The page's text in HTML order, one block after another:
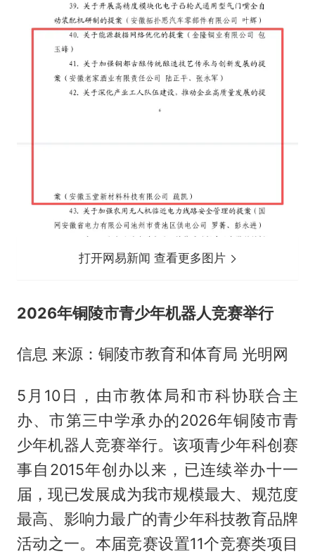
打开网易新闻 查看更多图片
2026年铜陵市青少年机器人竞赛举行
信息 来源：铜陵市教育和体育局 光明网
5月10日，由市教体局和市科协联合主
办、市第三中学承办的2026年铜陵市青
少年机器人竞赛举行。该项青少年科创赛
事自2015年创办以来，已连续举办十一
届，现已发展成为我市规模最大、规范度
最高、影响力最广的青少年科技教育品牌
活动之一。本届竞赛设置11个竞赛类项目